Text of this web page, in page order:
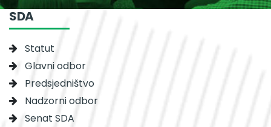
SDA
Statut
Glavni odbor
Predsjedništvo
Nadzorni odbor
Senat SDA